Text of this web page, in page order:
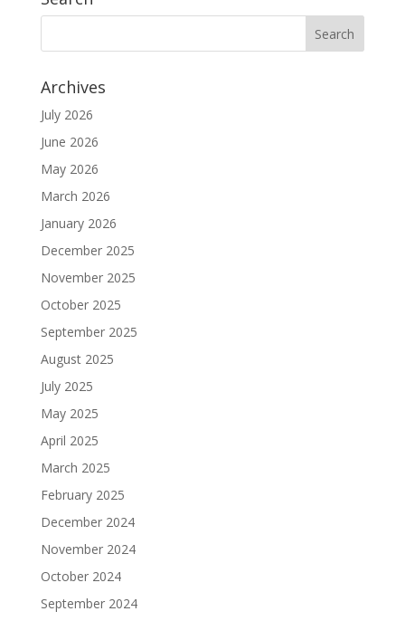
Archives
July 2026
June 2026
May 2026
March 2026
January 2026
December 2025
November 2025
October 2025
September 2025
August 2025
July 2025
May 2025
April 2025
March 2025
February 2025
December 2024
November 2024
October 2024
September 2024